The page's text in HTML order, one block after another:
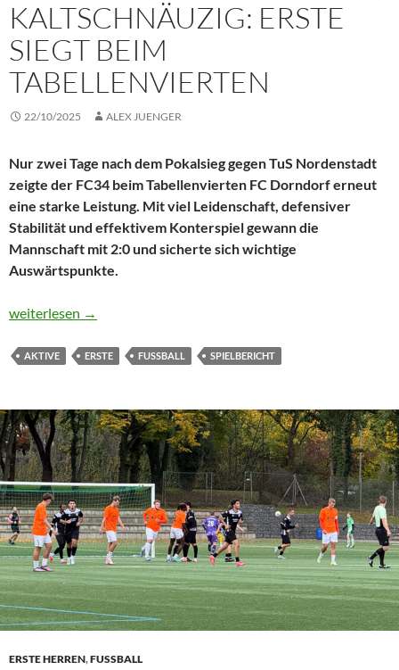
KALTSCHNÄUZIG: ERSTE
SIEGT BEIM
TABELLENVIERTEN
22/10/2025 ALEX JUENGER
Nur zwei Tage nach dem Pokalsieg gegen TuS Nordenstadt
zeigte der FC34 beim Tabellenvierten FC Dorndorf erneut
eine starke Leistung. Mit viel Leidenschaft, defensiver
Stabilität und effektivem Konterspiel gewann die
Mannschaft mit 2:0 und sicherte sich wichtige
Auswärtspunkte.
Kompakt, konzentriert, kaltschnäuzig: Erste siegt beim
weiterlesen →
AKTIVE ERSTE FUSSBALL SPIELBERICHT
ERSTE HERREN,FUSSBALL